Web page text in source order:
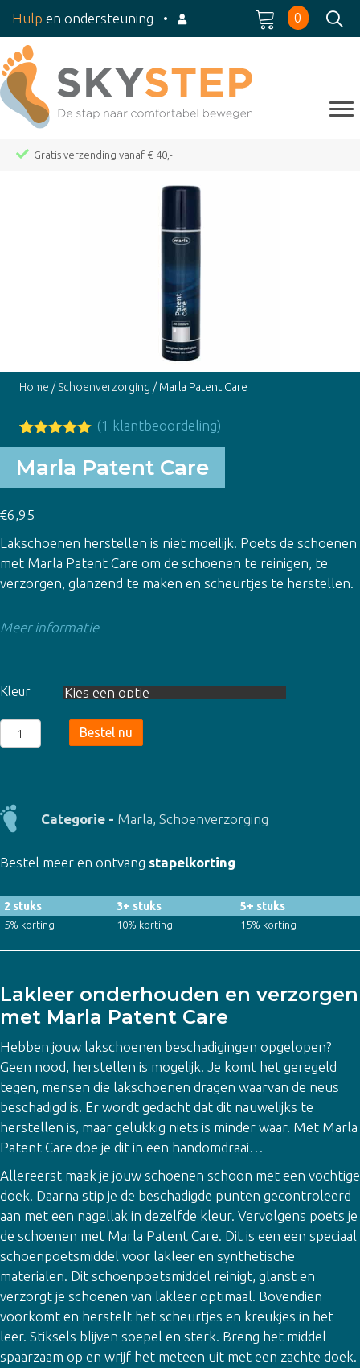
Hulp en ondersteuning • 0
Op werkdagen voor 15:00 besteld, dezelfde dag
Home / Schoenverzorging / Marla Patent Care
Gewaardeer
d
op
5
gebaseerd
1
waardering
(1 klantbeoordeling)
Marla Patent Care
€6,95
Lakschoenen herstellen is niet moeilijk. Poets de schoenen
met Marla Patent Care om de schoenen te reinigen, te
verzorgen, glanzend te maken en scheurtjes te herstellen.
Meer informatie
Kleur
Marla
Patent
Bestel nu
Categorie - Marla, Schoenverzorging
Bestel meer en ontvang stapelkorting
2 stuks 3+ stuks 5+ stuks
5% korting 10% korting 15% korting
Lakleer onderhouden en verzorgen
met Marla Patent Care
Hebben jouw lakschoenen beschadigingen opgelopen?
Geen nood, herstellen is mogelijk. Je komt het geregeld
tegen, mensen die lakschoenen dragen waarvan de neus
beschadigd is. Er wordt gedacht dat dit nauwelijks te
herstellen is, maar gelukkig niets is minder waar. Met Marla
Patent Care doe je dit in een handomdraai…
Allereerst maak je jouw schoenen schoon met een vochtige
doek. Daarna stip je de beschadigde punten gecontroleerd
aan met een nagellak in dezelfde kleur. Vervolgens poets je
de schoenen met Marla Patent Care. Dit is een een speciaal
schoenpoetsmiddel voor lakleer en synthetische
materialen. Dit schoenpoetsmiddel reinigt, glanst en
verzorgt je schoenen van lakleer optimaal. Bovendien
voorkomt en herstelt het scheurtjes en kreukjes in het
leer. Stiksels blijven soepel en sterk. Breng het middel
spaarzaam op en wrijf het meteen uit met een zachte doek.